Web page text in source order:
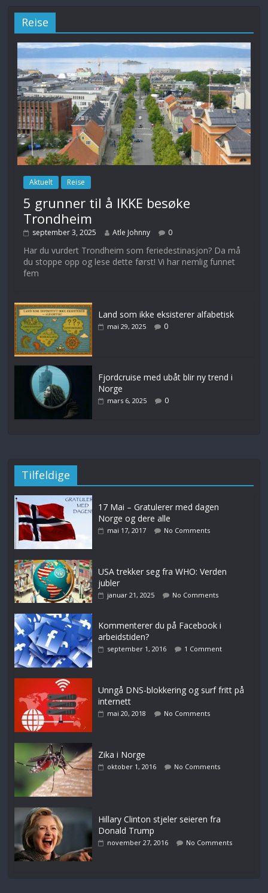
Reise
Aktuelt Reise
5 grunner til å IKKE besøke
Trondheim
september 3, 2025 Atle Johnny 0
Har du vurdert Trondheim som feriedestinasjon? Da må
du stoppe opp og lese dette først! Vi har nemlig funnet
fem
Land som ikke eksisterer alfabetisk
mai 29, 2025 0
Fjordcruise med ubåt blir ny trend i
Norge
mars 6, 2025 0
Tilfeldige
17 Mai – Gratulerer med dagen
Norge og dere alle
mai 17, 2017 No Comments
USA trekker seg fra WHO: Verden
jubler
januar 21, 2025 No Comments
Kommenterer du på Facebook i
arbeidstiden?
september 1, 2016 1 Comment
Unngå DNS-blokkering og surf fritt på
internett
mai 20, 2018 No Comments
Zika i Norge
oktober 1, 2016 No Comments
Hillary Clinton stjeler seieren fra
Donald Trump
november 27, 2016 No Comments